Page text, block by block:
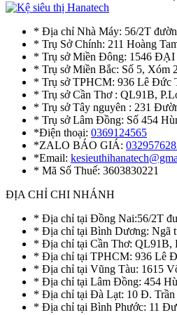
* Địa chỉ Nhà Máy: 56/2T
* Trụ Sở Chính: 211 Hoàng
* Trụ sở Miền Đông: 1546
* Trụ sở Miền Bắc: Số 5, Xóm
* Trụ sở TPHCM: 936 Lê Đức
* Trụ sở Cần Thơ : QL91B,
* Trụ sở Tây nguyên : 231
* Trụ sở Lâm Đồng: Số 454
*Điện thoại: 0369124565
*ZALO BÁO GIÁ:
*Email:
* Mã Số Thuế: 3603830221
ĐỊA CHỈ CHI NHÁNH
* Địa chỉ tại Đồng Nai:56/2T
* Địa chỉ tại Bình Dương: Ngã
* Địa chỉ tại Cần Thơ: QL91B,
* Địa chỉ tại TPHCM: 936 Lê
* Địa chỉ tại Vũng Tàu: 1615
* Địa chỉ tại Lâm Đồng: 454
* Địa chỉ tại Đà Lạt: 10 Đ. Trần
* Địa chỉ tại Bình Phước: 11